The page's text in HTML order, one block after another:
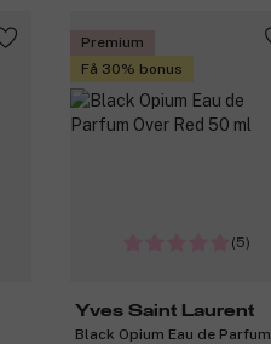
Premium
Få 30% bonus
(5)
Yves Saint Laurent
Black Opium Eau de Parfum